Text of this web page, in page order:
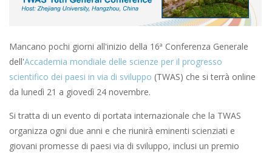
Mancano pochi giorni all'inizio della 16ª Conferenza Generale
dell'Accademia mondiale delle scienze per il progresso
scientifico dei paesi in via di sviluppo (TWAS) che si terrà online
da lunedì 21 a giovedì 24 novembre.
Si tratta di un evento di portata internazionale che la TWAS
organizza ogni due anni e che riunirà eminenti scienziati e
giovani promesse di paesi via di sviluppo, inclusi un premio